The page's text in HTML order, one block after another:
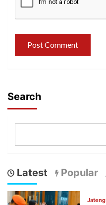
Search
Latest Popular
Jateng